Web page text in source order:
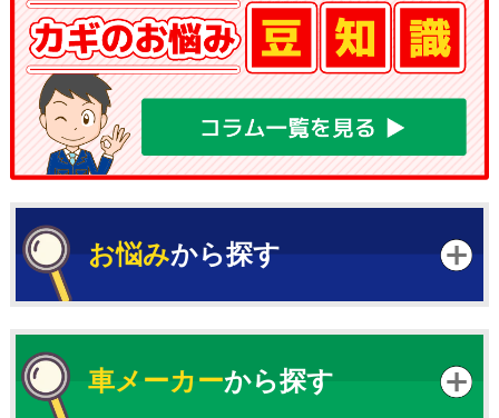
お悩みから探す
車メーカーから探す